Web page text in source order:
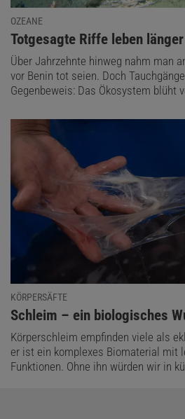
OZEANE
:
Totgesagte Riffe leben länger
Über Jahrzehnte hinweg nahm man
vor Benin tot seien. Doch
Gegenbeweis: Das Ökosystem blüht
KÖRPERSÄFTE
:
Schleim – ein biologisches
Körperschleim empfinden viele als
er ist ein komplexes Biomaterial mit
Funktionen. Ohne ihn würden wir in